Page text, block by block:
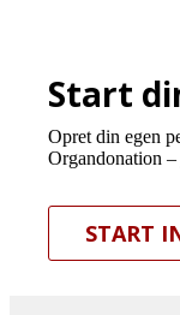
Start
Opret din egen
Organdonation –
START